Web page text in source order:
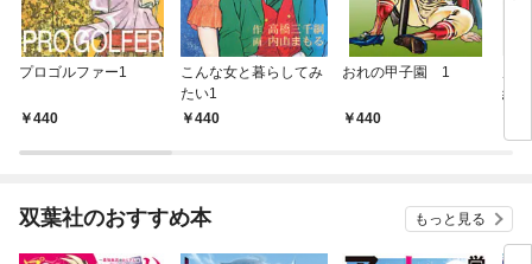
プロゴルファー1
440
こんな女と暮らしてみ
たい1
440
おれの甲子園 1
440
編
双葉社のおすすめ本 もっと見る